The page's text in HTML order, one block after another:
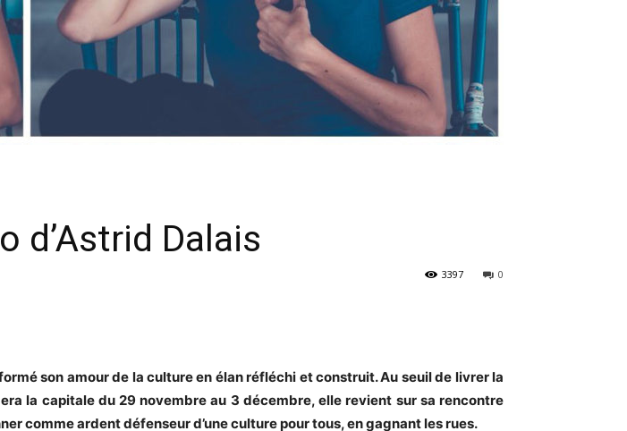
d’Astrid Dalais
0
3397
son amour de la culture en élan réfléchi et construit. Au seuil de livrer la
la capitale du 29 novembre au 3 décembre, elle revient sur sa rencontre
comme ardent défenseur d’une culture pour tous, en gagnant les rues.